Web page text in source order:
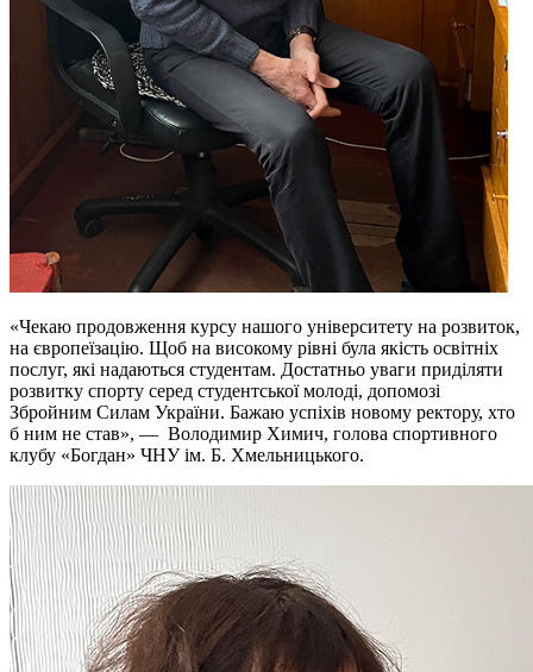
«Чекаю продовження курсу нашого університету на розвиток,
на європеїзацію. Щоб на високому рівні була якість освітніх
послуг, які надаються студентам. Достатньо уваги приділяти
розвитку спорту серед студентської молоді, допомозі
Збройним Силам України. Бажаю успіхів новому ректору, хто
б ним не став», — Володимир Химич, голова спортивного
клубу «Богдан» ЧНУ ім. Б. Хмельницького.